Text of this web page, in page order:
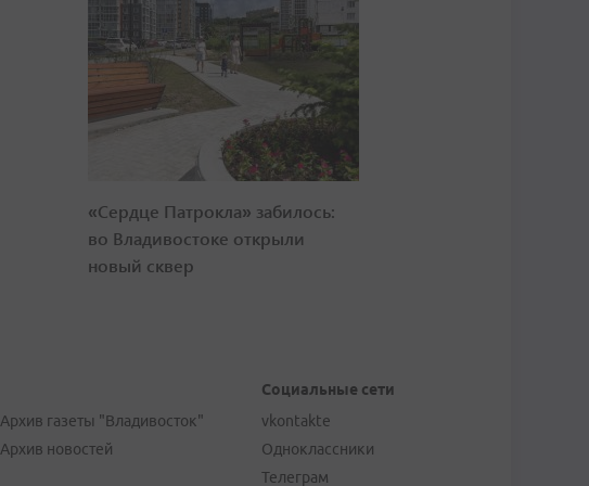
«Сердце Патрокла» забилось:
во Владивостоке открыли
новый сквер
Архив газеты "Владивосток"
Архив новостей
Социальные сети
vkontakte
Одноклассники
Телеграм